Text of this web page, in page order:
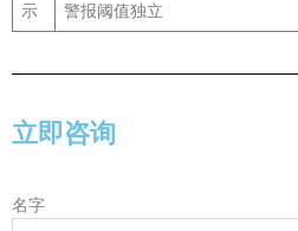
示
警报阈值独立
立即咨询
名字